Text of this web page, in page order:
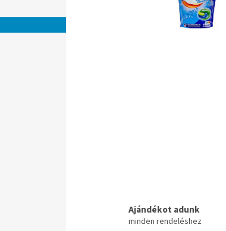
Ajándékot adunk
minden rendeléshez